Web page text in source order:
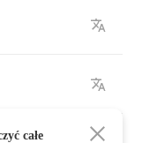
całe